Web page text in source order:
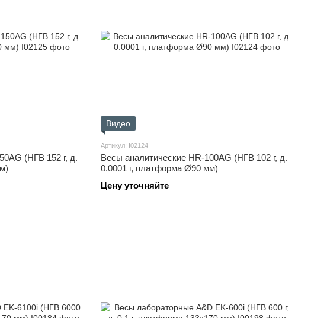
(НГВ 152 г, д.
Видео
Артикул: I02124
Весы аналитические HR-100AG (НГВ 102 г, д.
0.0001 г, платформа Ø90 мм)
Цену уточняйте